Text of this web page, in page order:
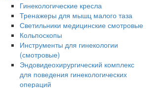
Гинекологические кресла
Тренажеры для мышц малого таза
Светильники медицинские смотровые
Кольпоскопы
Инструменты для гинекологии
(смотровые)
Эндовидеохирургический комплекс
для поведения гинекологических
операций